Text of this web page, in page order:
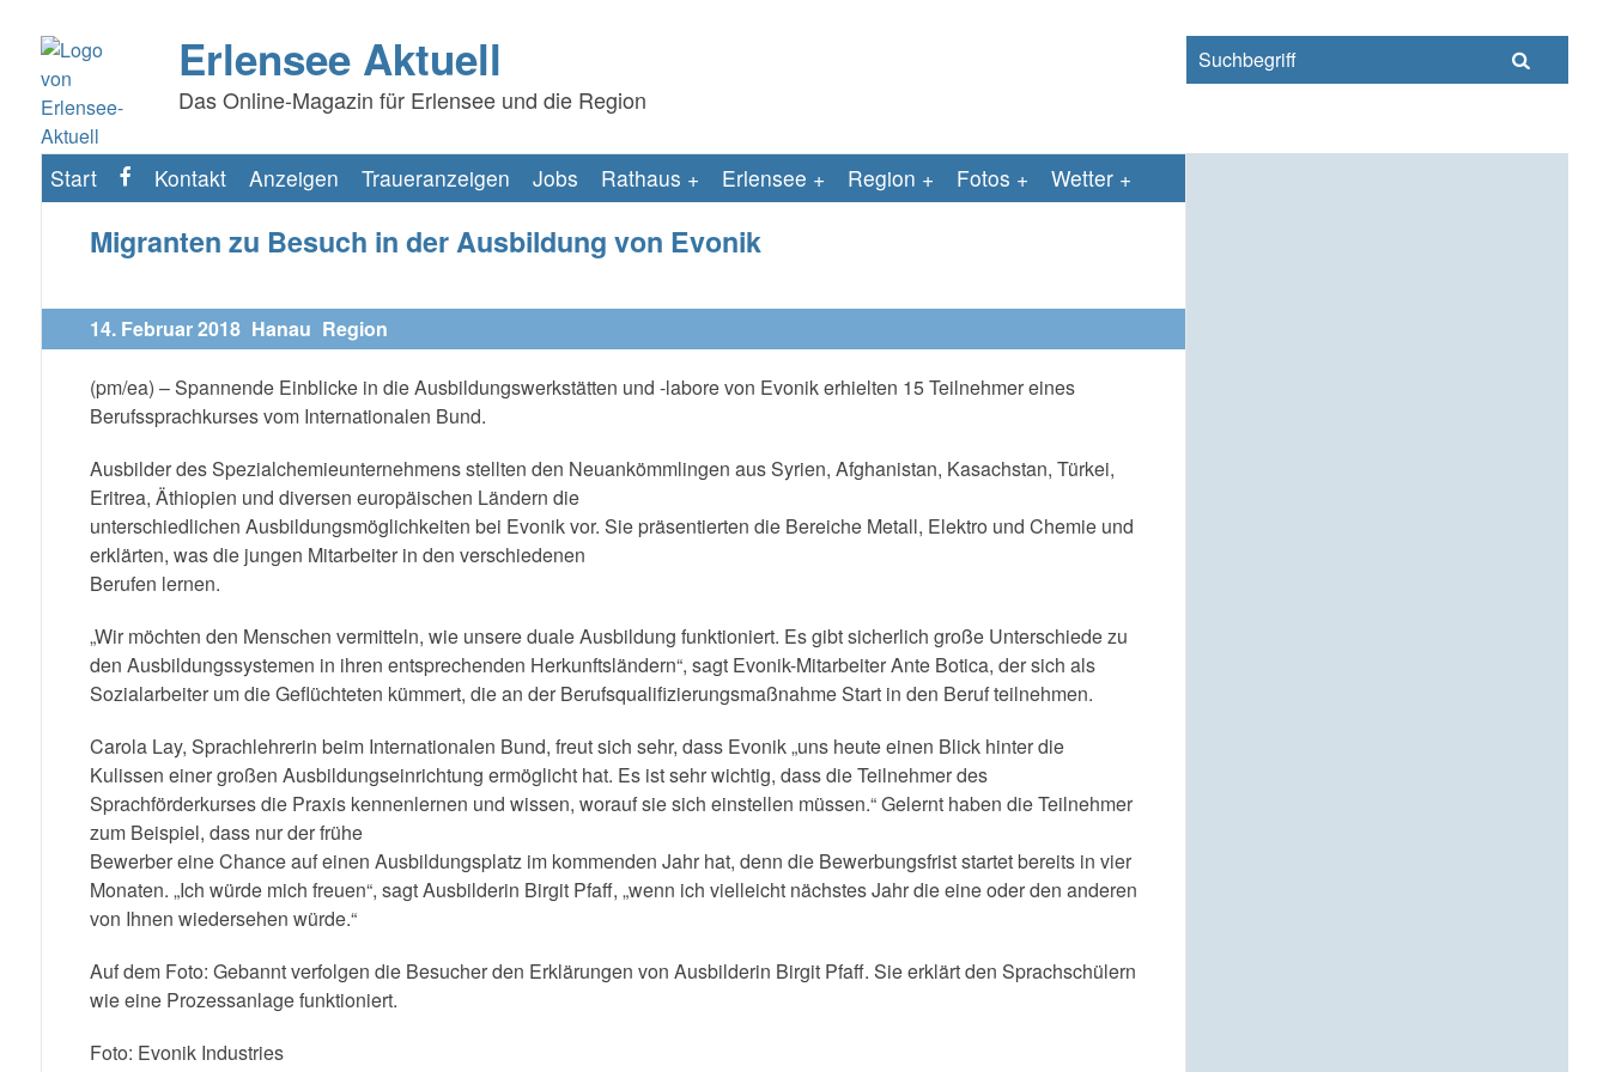
Erlensee Aktuell
Das Online-Magazin für Erlensee und die Region
s
Start f Kontakt Anzeigen Traueranzeigen Jobs Rathaus Erlensee Region Fotos Wetter
Migranten zu Besuch in der Ausbildung von Evonik
14. Februar 2018 Hanau Region
(pm/ea) – Spannende Einblicke in die Ausbildungswerkstätten und -labore von Evonik erhielten 15 Teilnehmer eines
Berufssprachkurses vom Internationalen Bund.
Ausbilder des Spezialchemieunternehmens stellten den Neuankömmlingen aus Syrien, Afghanistan, Kasachstan, Türkei,
Eritrea, Äthiopien und diversen europäischen Ländern die
unterschiedlichen Ausbildungsmöglichkeiten bei Evonik vor. Sie präsentierten die Bereiche Metall, Elektro und Chemie und
erklärten, was die jungen Mitarbeiter in den verschiedenen
Berufen lernen.
„Wir möchten den Menschen vermitteln, wie unsere duale Ausbildung funktioniert. Es gibt sicherlich große Unterschiede zu
den Ausbildungssystemen in ihren entsprechenden Herkunftsländern“, sagt Evonik-Mitarbeiter Ante Botica, der sich als
Sozialarbeiter um die Geflüchteten kümmert, die an der Berufsqualifizierungsmaßnahme Start in den Beruf teilnehmen.
Carola Lay, Sprachlehrerin beim Internationalen Bund, freut sich sehr, dass Evonik „uns heute einen Blick hinter die
Kulissen einer großen Ausbildungseinrichtung ermöglicht hat. Es ist sehr wichtig, dass die Teilnehmer des
Sprachförderkurses die Praxis kennenlernen und wissen, worauf sie sich einstellen müssen.“ Gelernt haben die Teilnehmer
zum Beispiel, dass nur der frühe
Bewerber eine Chance auf einen Ausbildungsplatz im kommenden Jahr hat, denn die Bewerbungsfrist startet bereits in vier
Monaten. „Ich würde mich freuen“, sagt Ausbilderin Birgit Pfaff, „wenn ich vielleicht nächstes Jahr die eine oder den anderen
von Ihnen wiedersehen würde.“
Auf dem Foto: Gebannt verfolgen die Besucher den Erklärungen von Ausbilderin Birgit Pfaff. Sie erklärt den Sprachschülern
wie eine Prozessanlage funktioniert.
Foto: Evonik Industries